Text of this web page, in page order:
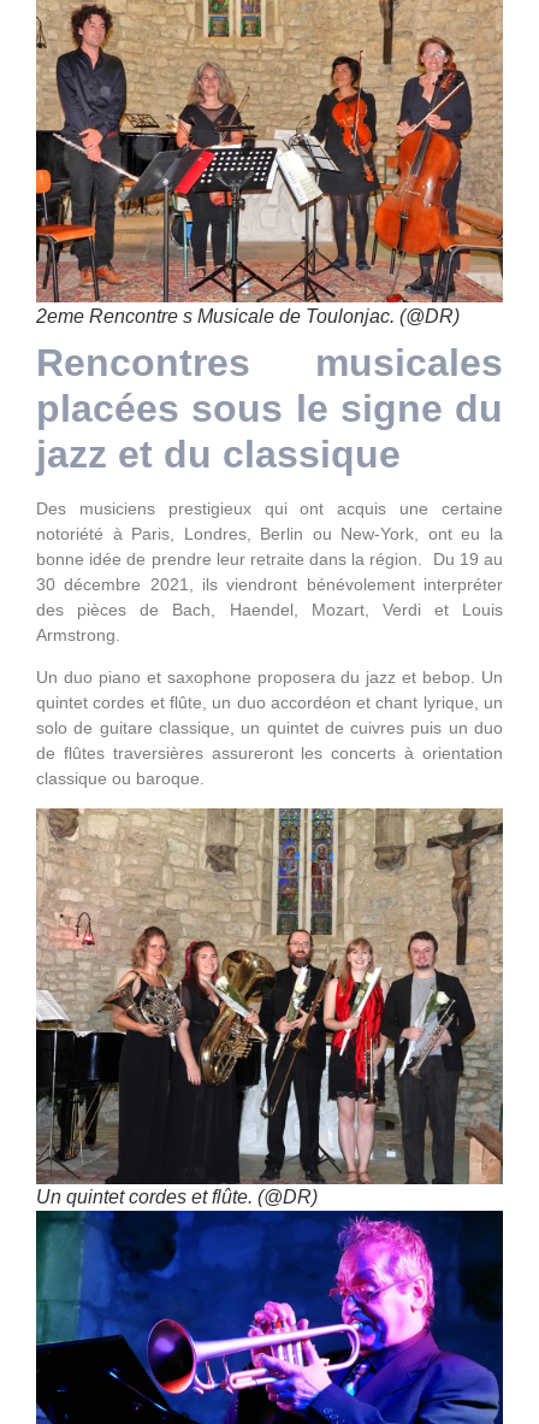
2eme Rencontre s Musicale de Toulonjac. (@DR)
Rencontres musicales
placées sous le signe du
jazz et du classique
Des musiciens prestigieux qui ont acquis une certaine
notoriété à Paris, Londres, Berlin ou New-York, ont eu la
bonne idée de prendre leur retraite dans la région. Du 19 au
30 décembre 2021, ils viendront bénévolement interpréter
des pièces de Bach, Haendel, Mozart, Verdi et Louis
Armstrong.
Un duo piano et saxophone proposera du jazz et bebop. Un
quintet cordes et flûte, un duo accordéon et chant lyrique, un
solo de guitare classique, un quintet de cuivres puis un duo
de flûtes traversières assureront les concerts à orientation
classique ou baroque.
Un quintet cordes et flûte. (@DR)